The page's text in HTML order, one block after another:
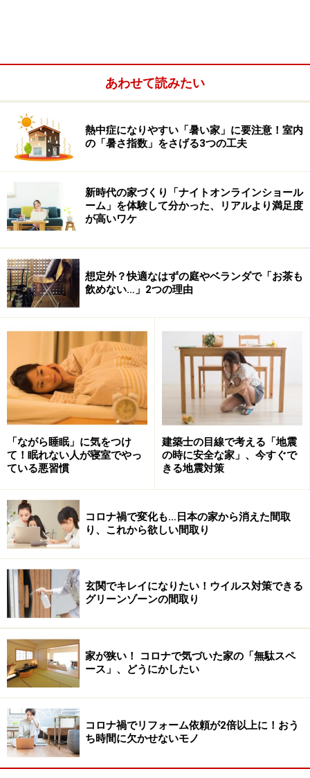
押入れを使いやすくするためには、引き出しセットが必要。
時代が進み、より快適な住まいを求める欲求が高まる
と、押入れスタイルの収納では暮らしにくくなり、新た
な収納計画が求められるようになってきました。
と言うのも、押入れの奥行きは約90cm。布団を仕舞うの
にはちょうどいいサイズなのですが、それ以外のモノを
収納するとなると、奥行きが深過ぎて使いにくいので
す。仕舞ったモノがすぐ行方不明になり、この中のどこ
かにはあるんだけど……そんな声を聞くこともあります。
とりあえず、家中にある押入れを使いやすい収納にする
ために、売れているのが押入れ用引き出しセットです。
ホームセンターで必ず売っている半透明の樹脂製の引き
出しです。皆さんの家にも、1つはあるのではないでし
ょうか。リフォームの現場でも、押入れを解体する際
に、一緒に引き出しセットも捨てて欲しいという依頼が
よくありました。
イマドキは押入れを計画に入れない時代？
人気はクローゼット
あわせて読みたい
熱中症になりやすい「暑い家」に要注意！室内
の「暑さ指数」をさげる3つの工夫
新時代の家づくり「ナイトオンラインショール
ーム」を体験して分かった、リアルより満足度
が高いワケ
想定外？快適なはずの庭やベランダで「お茶も
飲めない…」2つの理由
「ながら睡眠」に気をつけ
て！眠れない人が寝室でやっ
ている悪習慣
建築士の目線で考える「地震
の時に安全な家」、今すぐで
きる地震対策
コロナ禍で変化も…日本の家から消えた間取
り、これから欲しい間取り
玄関でキレイになりたい！ウイルス対策できる
グリーンゾーンの間取り
家が狭い！ コロナで気づいた家の「無駄スペ
ース」、どうにかしたい
コロナ禍でリフォーム依頼が2倍以上に！おう
ち時間に欠かせないモノ